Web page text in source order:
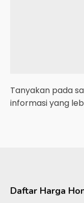
Tanyakan pada
informasi yang
Daftar Harga